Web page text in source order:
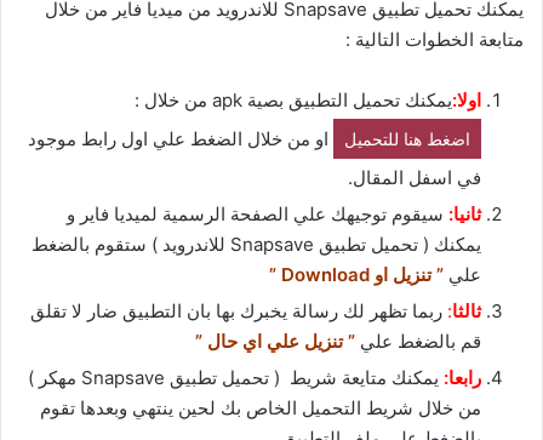
يمكنك تحميل تطبيق Snapsave للاندرويد من ميديا فاير من خلال
متابعة الخطوات التالية :
اولا:يمكنك تحميل التطبيق بصية apk من خلال :
اضغط هنا للتحميل
او من خلال الضغط علي اول رابط موجود
في اسفل المقال.
ثانيا: سيقوم توجيهك علي الصفحة الرسمية لميديا فاير و
يمكنك ( تحميل تطبيق Snapsave للاندرويد ) ستقوم بالضغط
علي ” تنزيل او Download ”
ثالثا: ربما تظهر لك رسالة يخبرك بها بان التطبيق ضار لا تقلق
قم بالضغط علي ” تنزيل علي اي حال ”
رابعا:
يمكنك متايعة شريط ( تحميل تطبيق Snapsave مهكر )
من خلال شريط التحميل الخاص بك لحين ينتهي وبعدها تقوم